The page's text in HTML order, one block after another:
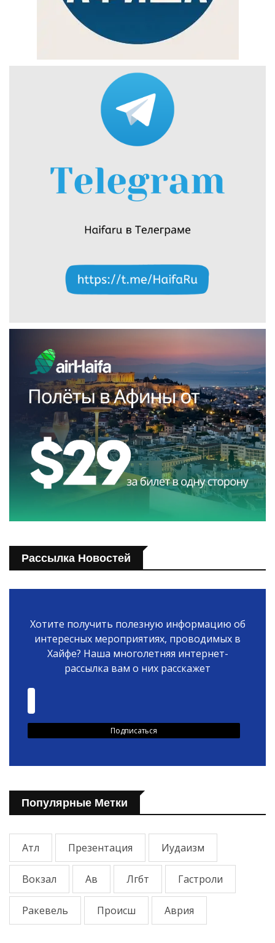
Рассылка Новостей
Хотите получить полезную информацию об
интересных мероприятиях, проводимых в
Хайфе? Наша многолетняя интернет-
рассылка вам о них расскажет
Популярные Метки
Атл Презентация Иудаизм
Вокзал Ав Лгбт Гастроли
Ракевель Происш Аврия